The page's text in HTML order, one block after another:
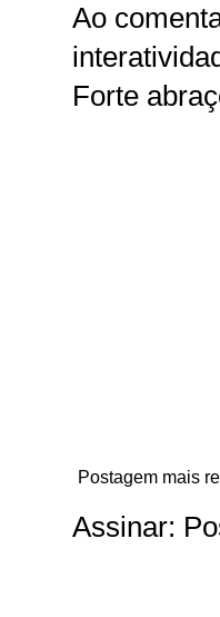
Ao
Forte
Postagem mais
Assinar: